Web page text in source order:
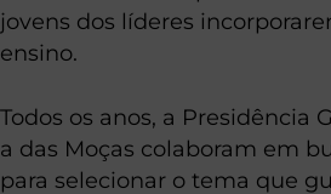
jovens dos líderes
ensino.
Todos os anos, a Presidência
a das Moças colaboram em
para selecionar o tema que